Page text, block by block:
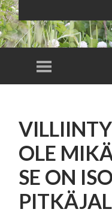
Valikko
OLE
SE ON